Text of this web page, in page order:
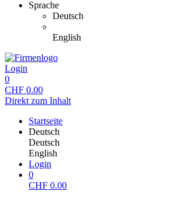
Sprache
Deutsch
English
Login
0
CHF 0.00
Direkt zum Inhalt
Startseite
Deutsch
Deutsch
English
Login
0
CHF 0.00